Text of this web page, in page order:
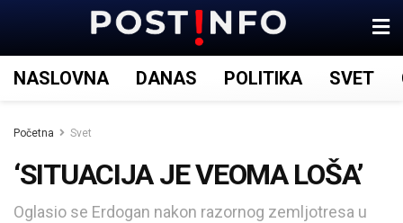
NASLOVNA DANAS POLITIKA SVET
Početna Svet
‘SITUACIJA JE VEOMA LOŠA’
Oglasio se Erdogan nakon razornog zemljotresa u